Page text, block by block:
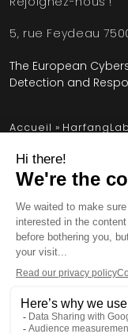
5, rue Feydeau
The European
Detection and
Accueil »
EDR et auto-
aux attaques
Mentions légales
Conditions
Contrat de licence
Données
Sécurité